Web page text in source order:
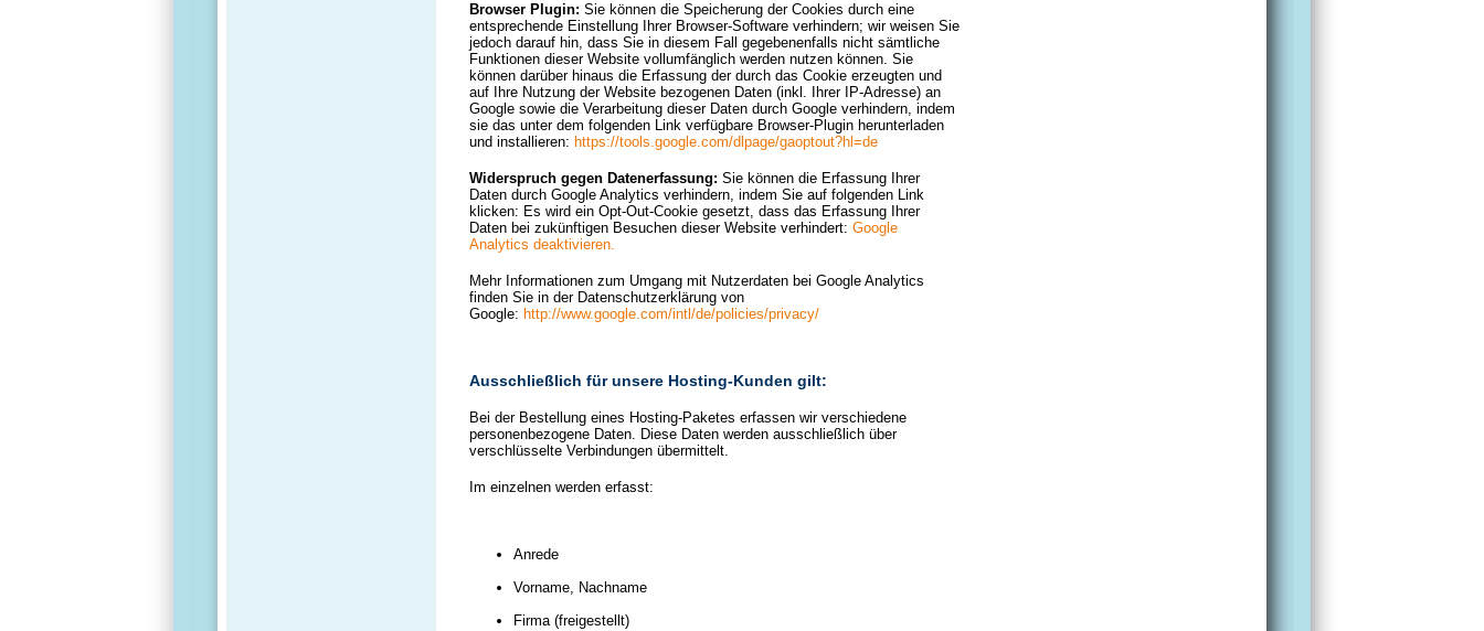
Browser Plugin: Sie können die Speicherung der Cookies durch eine
entsprechende Einstellung Ihrer Browser-Software verhindern; wir weisen Sie
jedoch darauf hin, dass Sie in diesem Fall gegebenenfalls nicht sämtliche
Funktionen dieser Website vollumfänglich werden nutzen können. Sie
können darüber hinaus die Erfassung der durch das Cookie erzeugten und
auf Ihre Nutzung der Website bezogenen Daten (inkl. Ihrer IP-Adresse) an
Google sowie die Verarbeitung dieser Daten durch Google verhindern, indem
sie das unter dem folgenden Link verfügbare Browser-Plugin herunterladen
und installieren: https://tools.google.com/dlpage/gaoptout?hl=de
Widerspruch gegen Datenerfassung: Sie können die Erfassung Ihrer
Daten durch Google Analytics verhindern, indem Sie auf folgenden Link
klicken: Es wird ein Opt-Out-Cookie gesetzt, dass das Erfassung Ihrer
Daten bei zukünftigen Besuchen dieser Website verhindert: Google
Analytics deaktivieren.
Mehr Informationen zum Umgang mit Nutzerdaten bei Google Analytics
finden Sie in der Datenschutzerklärung von
Google: http://www.google.com/intl/de/policies/privacy/
Ausschließlich für unsere Hosting-Kunden gilt:
Bei der Bestellung eines Hosting-Paketes erfassen wir verschiedene
personenbezogene Daten. Diese Daten werden ausschließlich über
verschlüsselte Verbindungen übermittelt.
Im einzelnen werden erfasst:
Anrede
Vorname, Nachname
Firma (freigestellt)